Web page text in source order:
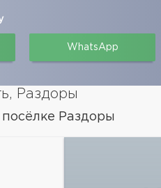
WhatsApp
Раздоры
посёлке Раздоры